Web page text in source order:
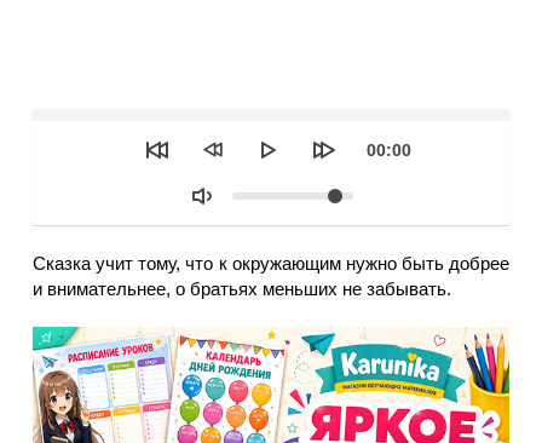
Текущее
00:00
Объем
Сказка учит тому, что к окружающим нужно быть добрее
и внимательнее, о братьях меньших не забывать.